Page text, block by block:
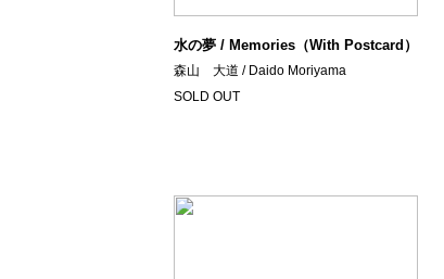
水の夢 / Memories（With Postcard）
森山 大道 / Daido Moriyama
SOLD OUT